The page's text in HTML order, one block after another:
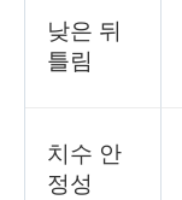
낮은 뒤
틀림
치수 안
정성